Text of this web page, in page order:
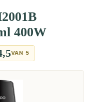
400W
VAN 5